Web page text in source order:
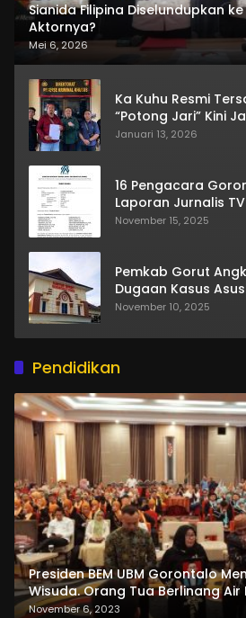
Sianida Filipina Diselundupkan
Aktornya?
Mei 6, 2026
Ka Kuhu Resmi
“Potong Jari” Kini
Januari 13, 2026
16 Pengacara
Laporan Jurnalis
November 15, 2025
Pemkab Gorut
Dugaan Kasus
November 10, 2025
Pendidikan
Presiden BEM UBM Gorontalo
Wisuda. Orang Tua Berlinang Air
dan Pemasangan Salempang
November 6, 2023